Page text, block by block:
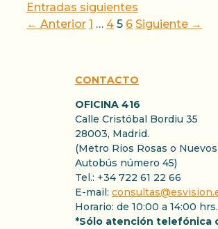
Entradas siguientes
← Anterior Página
1 … Página
4 Página
5 Página
6 Siguiente →
CONTACTO
OFICINA 416
Calle Cristóbal Bordiu 35
28003, Madrid.
(Metro Rios Rosas o
Autobús número 45)
Tel.: +34 722 61 22 66
E-mail:
Horario: de 10:00 a 14:00 hrs.
*Sólo atención telefónica